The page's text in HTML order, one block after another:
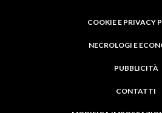
COOKIE E PRIVACY
NECROLOGI E
PUBBLICITÀ
CONTATTI